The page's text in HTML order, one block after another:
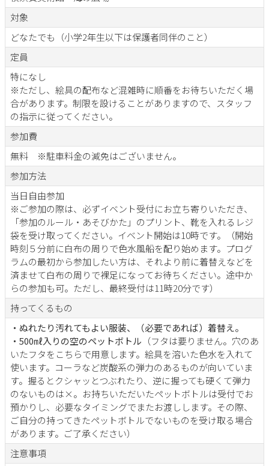
対象
どなたでも（小学2年生以下は保護者同伴のこと）
定員
特になし
※ただし、絵具の配布など混雑時に順番をお待ちいただく場
合があります。制限を設けることがありますので、スタッフ
の指示に従ってください。
参加費
無料 ※駐車料金の減免はございません。
参加方法
当日自由参加
※ご参加の際は、必ずイベント受付にお立ち寄りいただき、
「参加のルール・あそびかた」のプリント、靴を入れるレジ
袋を受け取ってください。イベント開始は10時です。（開始
時刻５分前に白布の周りで色水風船を配り始めます。プログ
ラムの最初から参加したい方は、それより前に着替えなどを
済ませて白布の周りで裸足になってお待ちください。途中か
らの参加も可。ただし、最終受付は11時20分です）
持ってくるもの
・ぬれたり汚れてもよい服装、（必要であれば）着替え。
・500㎖入りの空のペットボトル （フタは要りません。穴のあ
いたフタをこちらで用意します。絵具を溶いた色水を入れて
使います。コーラなど炭酸系の弾力のあるものが向いていま
す。握るとクシャッとつぶれたり、逆に握っても硬くて弾力
のないものは×。お持ちいただいたペットボトルは受付でお
預かりし、必要なタイミングでまたお渡しします。その際、
ご自分の持ってきたペットボトルでないものを受け取る場合
があります。ご了承ください）
注意事項